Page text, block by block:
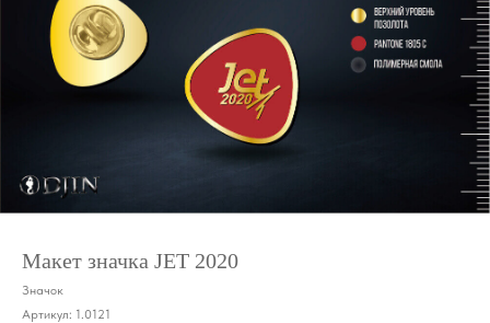
Макет значка JET 2020
Значок
Артикул: 1.0121